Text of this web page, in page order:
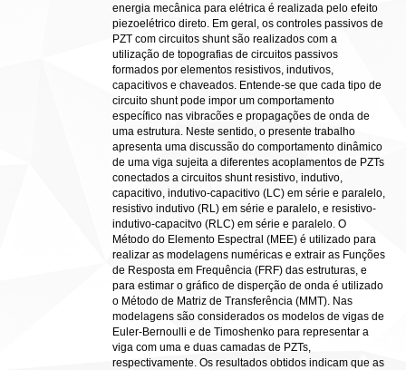
energia mecânica para elétrica é realizada pelo efeito
piezoelétrico direto. Em geral, os controles passivos de
PZT com circuitos shunt são realizados com a
utilização de topografias de circuitos passivos
formados por elementos resistivos, indutivos,
capacitivos e chaveados. Entende-se que cada tipo de
circuito shunt pode impor um comportamento
específico nas vibracões e propagações de onda de
uma estrutura. Neste sentido, o presente trabalho
apresenta uma discussão do comportamento dinâmico
de uma viga sujeita a diferentes acoplamentos de PZTs
conectados a circuitos shunt resistivo, indutivo,
capacitivo, indutivo-capacitivo (LC) em série e paralelo,
resistivo indutivo (RL) em série e paralelo, e resistivo-
indutivo-capacitvo (RLC) em série e paralelo. O
Método do Elemento Espectral (MEE) é utilizado para
realizar as modelagens numéricas e extrair as Funções
de Resposta em Frequência (FRF) das estruturas, e
para estimar o gráfico de disperção de onda é utilizado
o Método de Matriz de Transferência (MMT). Nas
modelagens são considerados os modelos de vigas de
Euler-Bernoulli e de Timoshenko para representar a
viga com uma e duas camadas de PZTs,
respectivamente. Os resultados obtidos indicam que as